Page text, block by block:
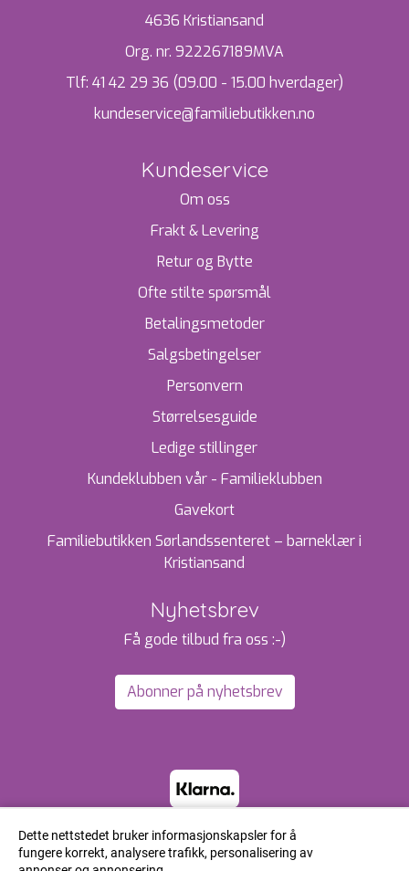
4636 Kristiansand
Org. nr. 922267189MVA
Tlf: 41 42 29 36 (09.00 - 15.00 hverdager)
kundeservice@familiebutikken.no
Kundeservice
Om oss
Frakt & Levering
Retur og Bytte
Ofte stilte spørsmål
Betalingsmetoder
Salgsbetingelser
Personvern
Størrelsesguide
Ledige stillinger
Kundeklubben vår - Familieklubben
Gavekort
Familiebutikken Sørlandssenteret – barneklær i
Kristiansand
Nyhetsbrev
Få gode tilbud fra oss :-)
Abonner på nyhetsbrev
Dette nettstedet bruker informasjonskapsler for å
fungere korrekt, analysere trafikk, personalisering av